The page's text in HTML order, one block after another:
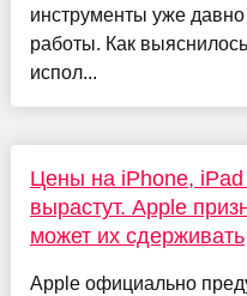
инструменты уже
работы. Как
испол...
Цены на iPhone, iPad
вырастут. Apple
может их сдерживать
Apple официально